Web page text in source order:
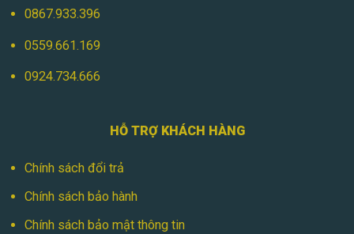
0867.933.396
0559.661.169
0924.734.666
HỖ TRỢ KHÁCH HÀNG
Chính sách đổi trả
Chính sách bảo hành
Chính sách bảo mật thông tin